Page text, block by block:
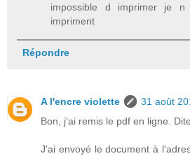
impossible d imprimer je
impriment
Répondre
A l'encre violette
31 août
Bon, j'ai remis le pdf en ligne.
J'ai envoyé le document à